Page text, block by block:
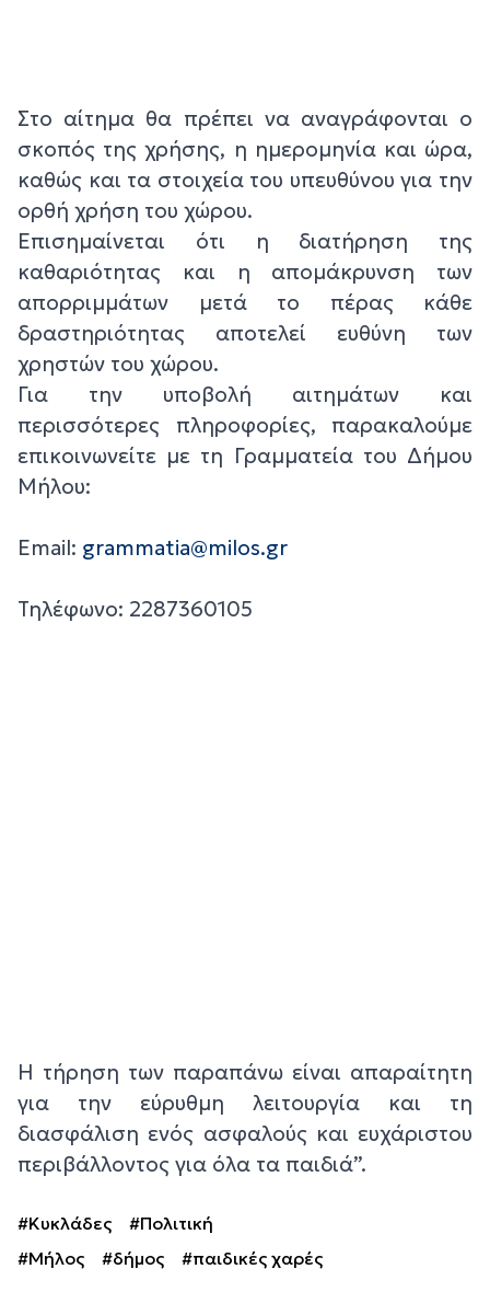
Στο αίτημα θα πρέπει να αναγράφονται ο
σκοπός της χρήσης, η ημερομηνία και ώρα,
καθώς και τα στοιχεία του υπευθύνου για την
ορθή χρήση του χώρου.
Επισημαίνεται ότι η διατήρηση της
καθαριότητας και η απομάκρυνση των
απορριμμάτων μετά το πέρας κάθε
δραστηριότητας αποτελεί ευθύνη των
χρηστών του χώρου.
Για την υποβολή αιτημάτων και
περισσότερες πληροφορίες, παρακαλούμε
επικοινωνείτε με τη Γραμματεία του Δήμου
Μήλου:
Email: grammatia@milos.gr
Τηλέφωνο: 2287360105
Η τήρηση των παραπάνω είναι απαραίτητη
για την εύρυθμη λειτουργία και τη
διασφάλιση ενός ασφαλούς και ευχάριστου
περιβάλλοντος για όλα τα παιδιά”.
#Κυκλάδες
#Πολιτική
#Μήλος
#δήμος #παιδικές χαρές